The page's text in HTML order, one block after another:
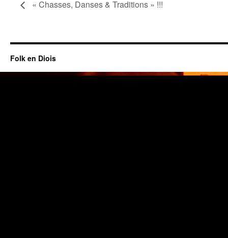
« Chasses, Danses & Traditions » !!!
Folk en Diois